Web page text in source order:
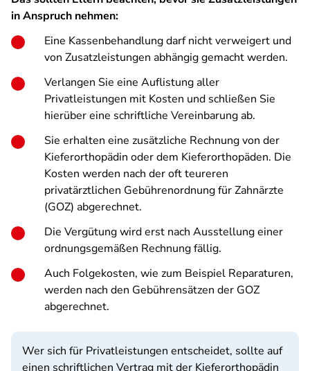
in Anspruch nehmen:
Eine Kassenbehandlung darf nicht verweigert und
von Zusatzleistungen abhängig gemacht werden.
Verlangen Sie eine Auflistung aller
Privatleistungen mit Kosten und schließen Sie
hierüber eine schriftliche Vereinbarung ab.
Sie erhalten eine zusätzliche Rechnung von der
Kieferorthopädin oder dem Kieferorthopäden. Die
Kosten werden nach der oft teureren
privatärztlichen Gebührenordnung für Zahnärzte
(GOZ) abgerechnet.
Die Vergütung wird erst nach Ausstellung einer
ordnungsgemäßen Rechnung fällig.
Auch Folgekosten, wie zum Beispiel Reparaturen,
werden nach den Gebührensätzen der GOZ
abgerechnet.
Wer sich für Privatleistungen entscheidet, sollte auf
einen schriftlichen Vertrag mit der Kieferorthopädin